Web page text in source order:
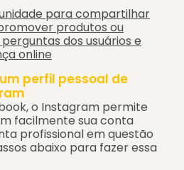
para compartilhar
produtos ou
dos usuários e
online
perfil pessoal de
o Instagram permite
facilmente sua conta
profissional em questão
abaixo para fazer essa